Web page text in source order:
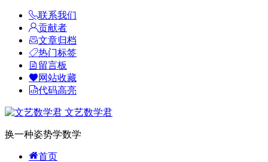
联系我们
贡献者
文章归档
热门标签
留言板
网站收藏
代码高亮
文艺数学君
换一种姿势学数学
首页